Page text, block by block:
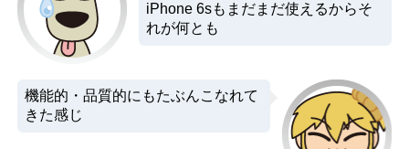
iPhone 6sもまだまだ使えるからそ
れが何とも
機能的・品質的にもたぶんこなれて
きた感じ